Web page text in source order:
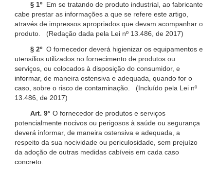
§ 1º Em se tratando de produto industrial, ao fabricante
cabe prestar as informações a que se refere este artigo,
através de impressos apropriados que devam acompanhar o
produto. (Redação dada pela Lei nº 13.486, de 2017)
§ 2º O fornecedor deverá higienizar os equipamentos e
utensílios utilizados no fornecimento de produtos ou
serviços, ou colocados à disposição do consumidor, e
informar, de maneira ostensiva e adequada, quando for o
caso, sobre o risco de contaminação. (Incluído pela Lei nº
13.486, de 2017)
Art. 9° O fornecedor de produtos e serviços
potencialmente nocivos ou perigosos à saúde ou segurança
deverá informar, de maneira ostensiva e adequada, a
respeito da sua nocividade ou periculosidade, sem prejuízo
da adoção de outras medidas cabíveis em cada caso
concreto.